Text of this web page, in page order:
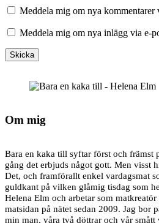
Meddela mig om nya kommentarer
Meddela mig om nya inlägg via e-
Om mig
Bara en kaka till syftar först och främst
gång det erbjuds något gott. Men visst
Det, och framförallt enkel vardagsmat
guldkant på vilken glåmig tisdag som
Helena Elm och arbetar som
matsidan på nätet sedan 2009. Jag bor
min man, våra två döttrar och vår smått